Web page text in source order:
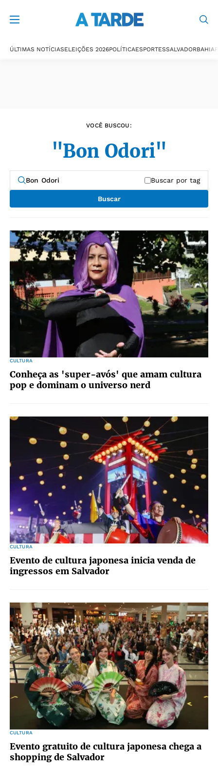
ÚLTIMAS NOTÍCIASELEIÇÕES 2026POLÍTICAESPORTESSALVADORBAHIA
VOCÊ BUSCOU:
"Bon Odori"
Buscar por tag
Buscar
CULTURA
Conheça as 'super-avós' que amam cultura
pop e dominam o universo nerd
CULTURA
Evento de cultura japonesa inicia venda de
ingressos em Salvador
CULTURA
Evento gratuito de cultura japonesa chega a
shopping de Salvador